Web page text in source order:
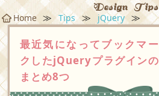
Design Tips
Home ≫ Tips ≫ jQuery ≫
最近気になってブックマー
クしたjQueryプラグインの
まとめ8つ